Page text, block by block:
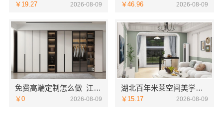
￥19.27 2026-08-09 ￥46.96 2026-08-09
免费高端定制怎么做_江苏东钢金属家居有限公司
￥0 2026-08-09
湖北百年米莱空间美学装饰材料有限公司荆州装修公司婚房装修方案
￥15.17 2026-08-09